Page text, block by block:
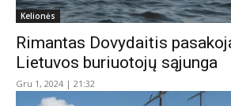
Kelionės
Rimantas Dovydaitis
Lietuvos buriuotojų sąjunga
Gru 1, 2024 | 21:32